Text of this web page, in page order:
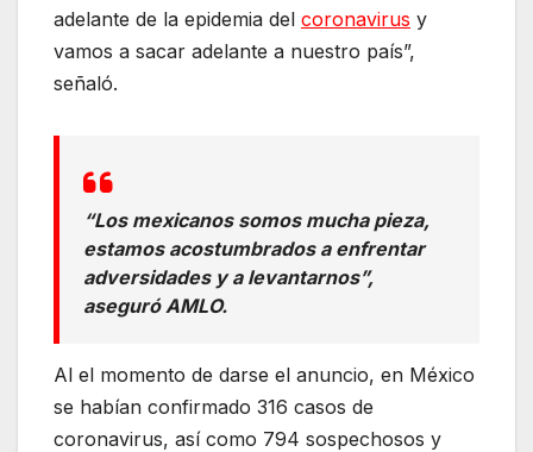
adelante de la epidemia del coronavirus y
vamos a sacar adelante a nuestro país”,
señaló.
“Los mexicanos somos mucha pieza,
estamos acostumbrados a enfrentar
adversidades y a levantarnos”,
aseguró AMLO.
Al el momento de darse el anuncio, en México
se habían confirmado 316 casos de
coronavirus, así como 794 sospechosos y